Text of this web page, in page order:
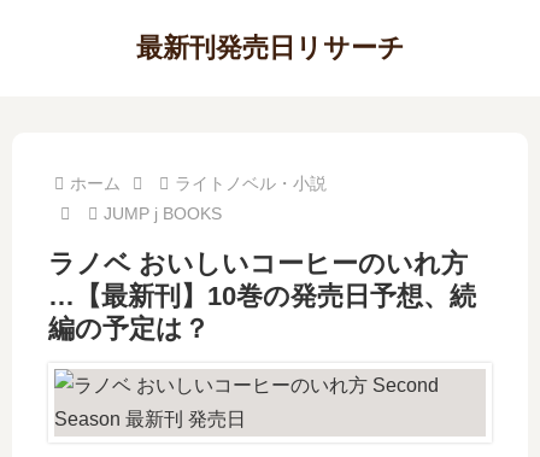
最新刊発売日リサーチ
ホーム
ライトノベル・小説
JUMP j BOOKS
ラノベ おいしいコーヒーのいれ方
…【最新刊】10巻の発売日予想、続
編の予定は？